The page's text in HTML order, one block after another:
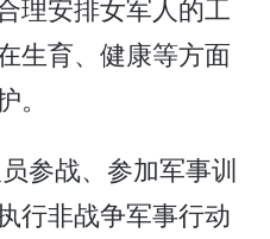
理安排女军人的工
生育、健康等方面
参战、参加军事训
行非战争军事行动